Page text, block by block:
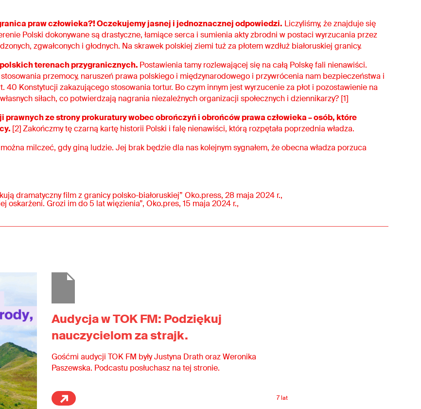
praw człowieka?! Oczekujemy jasnej i jednoznacznej odpowiedzi. Liczyliśmy, że znajduje się
Polski dokonywane są drastyczne, łamiące serca i sumienia akty zbrodni w postaci wyrzucania przez
zgwałconych i głodnych. Na skrawek polskiej ziemi tuż za płotem wzdłuż białoruskiej granicy.
terenach przygranicznych. Postawienia tamy rozlewającej się na całą Polskę fali nienawiści.
przemocy, naruszeń prawa polskiego i międzynarodowego i przywrócenia nam bezpieczeństwa i
Konstytucji zakazującego stosowania tortur. Bo czym innym jest wyrzucenie za płot i pozostawienie na
siłach, co potwierdzają nagrania niezależnych organizacji społecznych i dziennikarzy? [1]
ze strony prokuratury wobec obrończyń i obrońców prawa człowieka – osób, które
[2] Zakończmy tę czarną kartę historii Polski i falę nienawiści, którą rozpętała poprzednia władza.
milczeć, gdy giną ludzie. Jej brak będzie dla nas kolejnym sygnałem, że obecna władza porzuca
dramatyczny film z granicy polsko-białoruskiej” Oko.press, 28 maja 2024 r.,
oskarżeni. Grozi im do 5 lat więzienia”, Oko.pres, 15 maja 2024 r.,
Audycja w TOK FM: Podziękuj
nauczycielom za strajk.
Gośćmi audycji TOK FM były Justyna Drath oraz Weronika
Paszewska. Podcastu posłuchasz na tej stronie.
7 lat